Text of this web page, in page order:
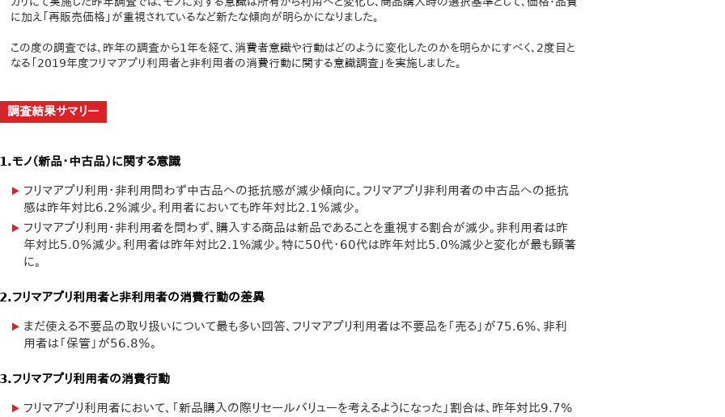
に加え「再販売価格」が重視されているなど新たな傾向が明らかになりました。
この度の調査では、昨年の調査から1年を経て、消費者意識や行動はどのように変化したのかを明らかにすべく、2度目と
なる「2019年度フリマアプリ利用者と非利用者の消費行動に関する意識調査」を実施しました。
調査結果サマリー
1.モノ（新品・中古品）に関する意識
フリマアプリ利用・非利用問わず中古品への抵抗感が減少傾向に。フリマアプリ非利用者の中古品への抵抗
感は昨年対比6.2％減少。利用者においても昨年対比2.1％減少。
フリマアプリ利用・非利用者を問わず、購入する商品は新品であることを重視する割合が減少。非利用者は昨
年対比5.0％減少。利用者は昨年対比2.1%減少。特に50代・60代は昨年対比5.0%減少と変化が最も顕著
に。
2.フリマアプリ利用者と非利用者の消費行動の差異
まだ使える不要品の取り扱いについて最も多い回答、フリマアプリ利用者は不要品を「売る」が75.6％、非利
用者は「保管」が56.8％。
3.フリマアプリ利用者の消費行動
フリマアプリ利用者において、「新品購入の際リセールバリューを考えるようになった」割合は、昨年対比9.7%